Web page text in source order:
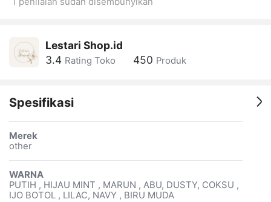
Lestari Shop.id
3.4 Rating Toko 450 Produk
Spesifikasi
Merek
other
WARNA
PUTIH , HIJAU MINT , MARUN , ABU, DUSTY, COKSU ,
IJO BOTOL , LILAC, NAVY , BIRU MUDA